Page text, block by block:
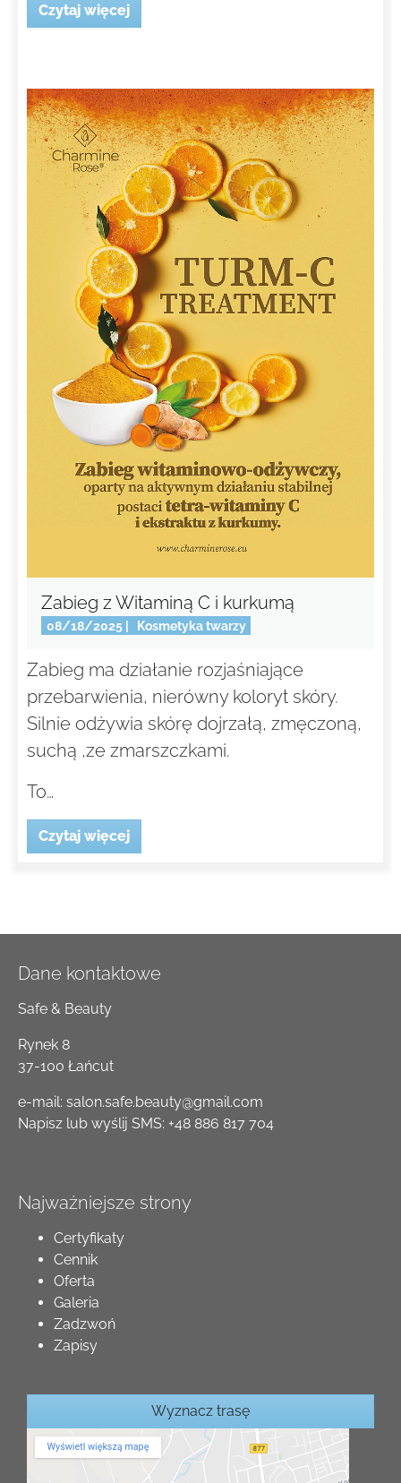
Czytaj więcej
Zabieg z Witaminą C i kurkumą
08/18/2025 Kosmetyka twarzy
Zabieg ma działanie rozjaśniające
przebarwienia, nierówny koloryt skóry.
Silnie odżywia skórę dojrzałą, zmęczoną,
suchą ,ze zmarszczkami.
To…
Czytaj więcej
Dane kontaktowe
Safe & Beauty
Rynek 8
37-100 Łańcut
e-mail: salon.safe.beauty@gmail.com
Napisz lub wyślij SMS: +48 886 817 704
Najważniejsze strony
Certyfikaty
Cennik
Oferta
Galeria
Zadzwoń
Zapisy
Wyznacz trasę